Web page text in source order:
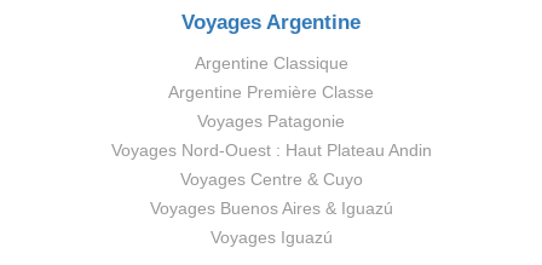
Voyages Argentine
Argentine Classique
Argentine Première Classe
Voyages Patagonie
Voyages Nord-Ouest : Haut Plateau Andin
Voyages Centre & Cuyo
Voyages Buenos Aires & Iguazú
Voyages Iguazú